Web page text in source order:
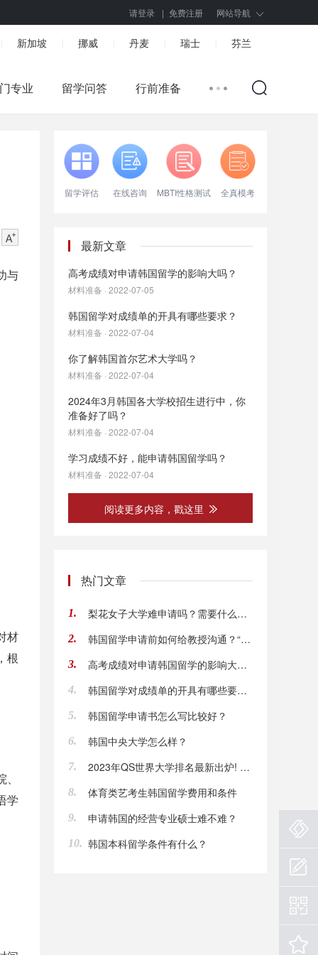
请登录 | 免费注册 网站导航
新加坡 挪威 丹麦 瑞士 芬兰
专业 留学问答 行前准备
与
材
根
学
留学评估 在线咨询 MBTI性格测试 全真模考
最新文章
高考成绩对申请韩国留学的影响大吗？
材料准备 · 2022-07-05
韩国留学对成绩单的开具有哪些要求？
材料准备 · 2022-07-04
你了解韩国首尔艺术大学吗？
材料准备 · 2022-07-04
2024年3月韩国各大学校招生进行中，你
准备好了吗？
材料准备 · 2022-07-04
学习成绩不好，能申请韩国留学吗？
材料准备 · 2022-07-04
阅读更多内容，戳这里
热门文章
1. 梨花女子大学难申请吗？需要什么条件呢？
2. 韩国留学申请前如何给教授沟通？“套磁信”写法详解
3. 高考成绩对申请韩国留学的影响大吗？
4. 韩国留学对成绩单的开具有哪些要求？
5. 韩国留学申请书怎么写比较好？
6. 韩国中央大学怎么样？
7. 2023年QS世界大学排名最新出炉! 中（大陆）韩上榜高校大PK！
8. 体育类艺考生韩国留学费用和条件
9. 申请韩国的经营专业硕士难不难？
10. 韩国本科留学条件有什么？